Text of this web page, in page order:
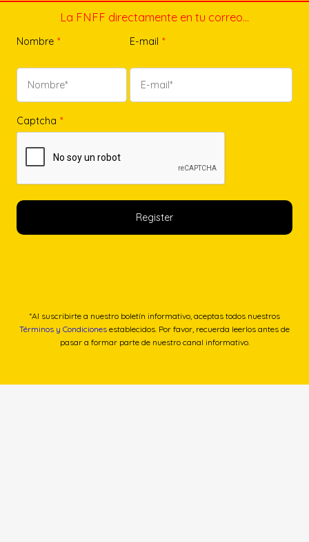
La FNFF directamente en tu correo…
Nombre * E-mail *
Captcha *
*Al suscribirte a nuestro boletín informativo, aceptas todos nuestros
Términos y Condiciones establecidos. Por favor, recuerda leerlos antes de
pasar a formar parte de nuestro canal informativo.